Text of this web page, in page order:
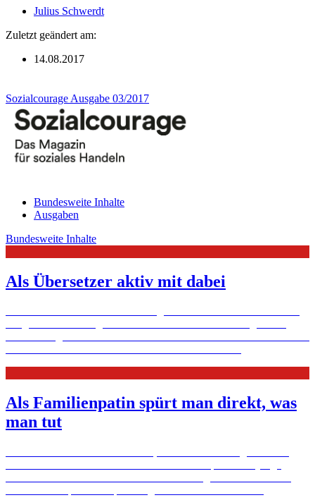
Julius Schwerdt
Zuletzt geändert am:
14.08.2017
Sozialcourage Ausgabe 03/2017
Bundesweite Inhalte
Ausgaben
Bundesweite Inhalte
Als Übersetzer aktiv mit dabei
Als Familienpatin spürt man direkt, was
man tut